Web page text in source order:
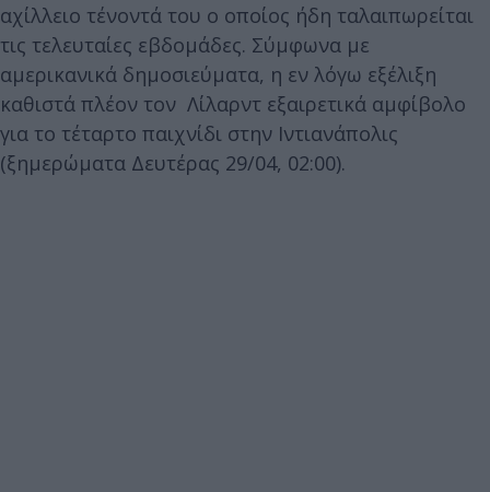
αχίλλειο τένοντά του ο οποίος ήδη ταλαιπωρείται
τις τελευταίες εβδομάδες. Σύμφωνα με
αμερικανικά δημοσιεύματα, η εν λόγω εξέλιξη
καθιστά πλέον τον Λίλαρντ εξαιρετικά αμφίβολο
για το τέταρτο παιχνίδι στην Ιντιανάπολις
(ξημερώματα Δευτέρας 29/04, 02:00).